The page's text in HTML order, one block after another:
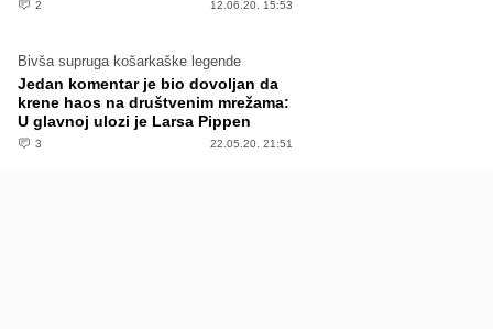
2 12.06.20. 15:53
Bivša supruga košarkaške legende
Jedan komentar je bio dovoljan da
krene haos na društvenim mrežama:
U glavnoj ulozi je Larsa Pippen
3 22.05.20. 21:51